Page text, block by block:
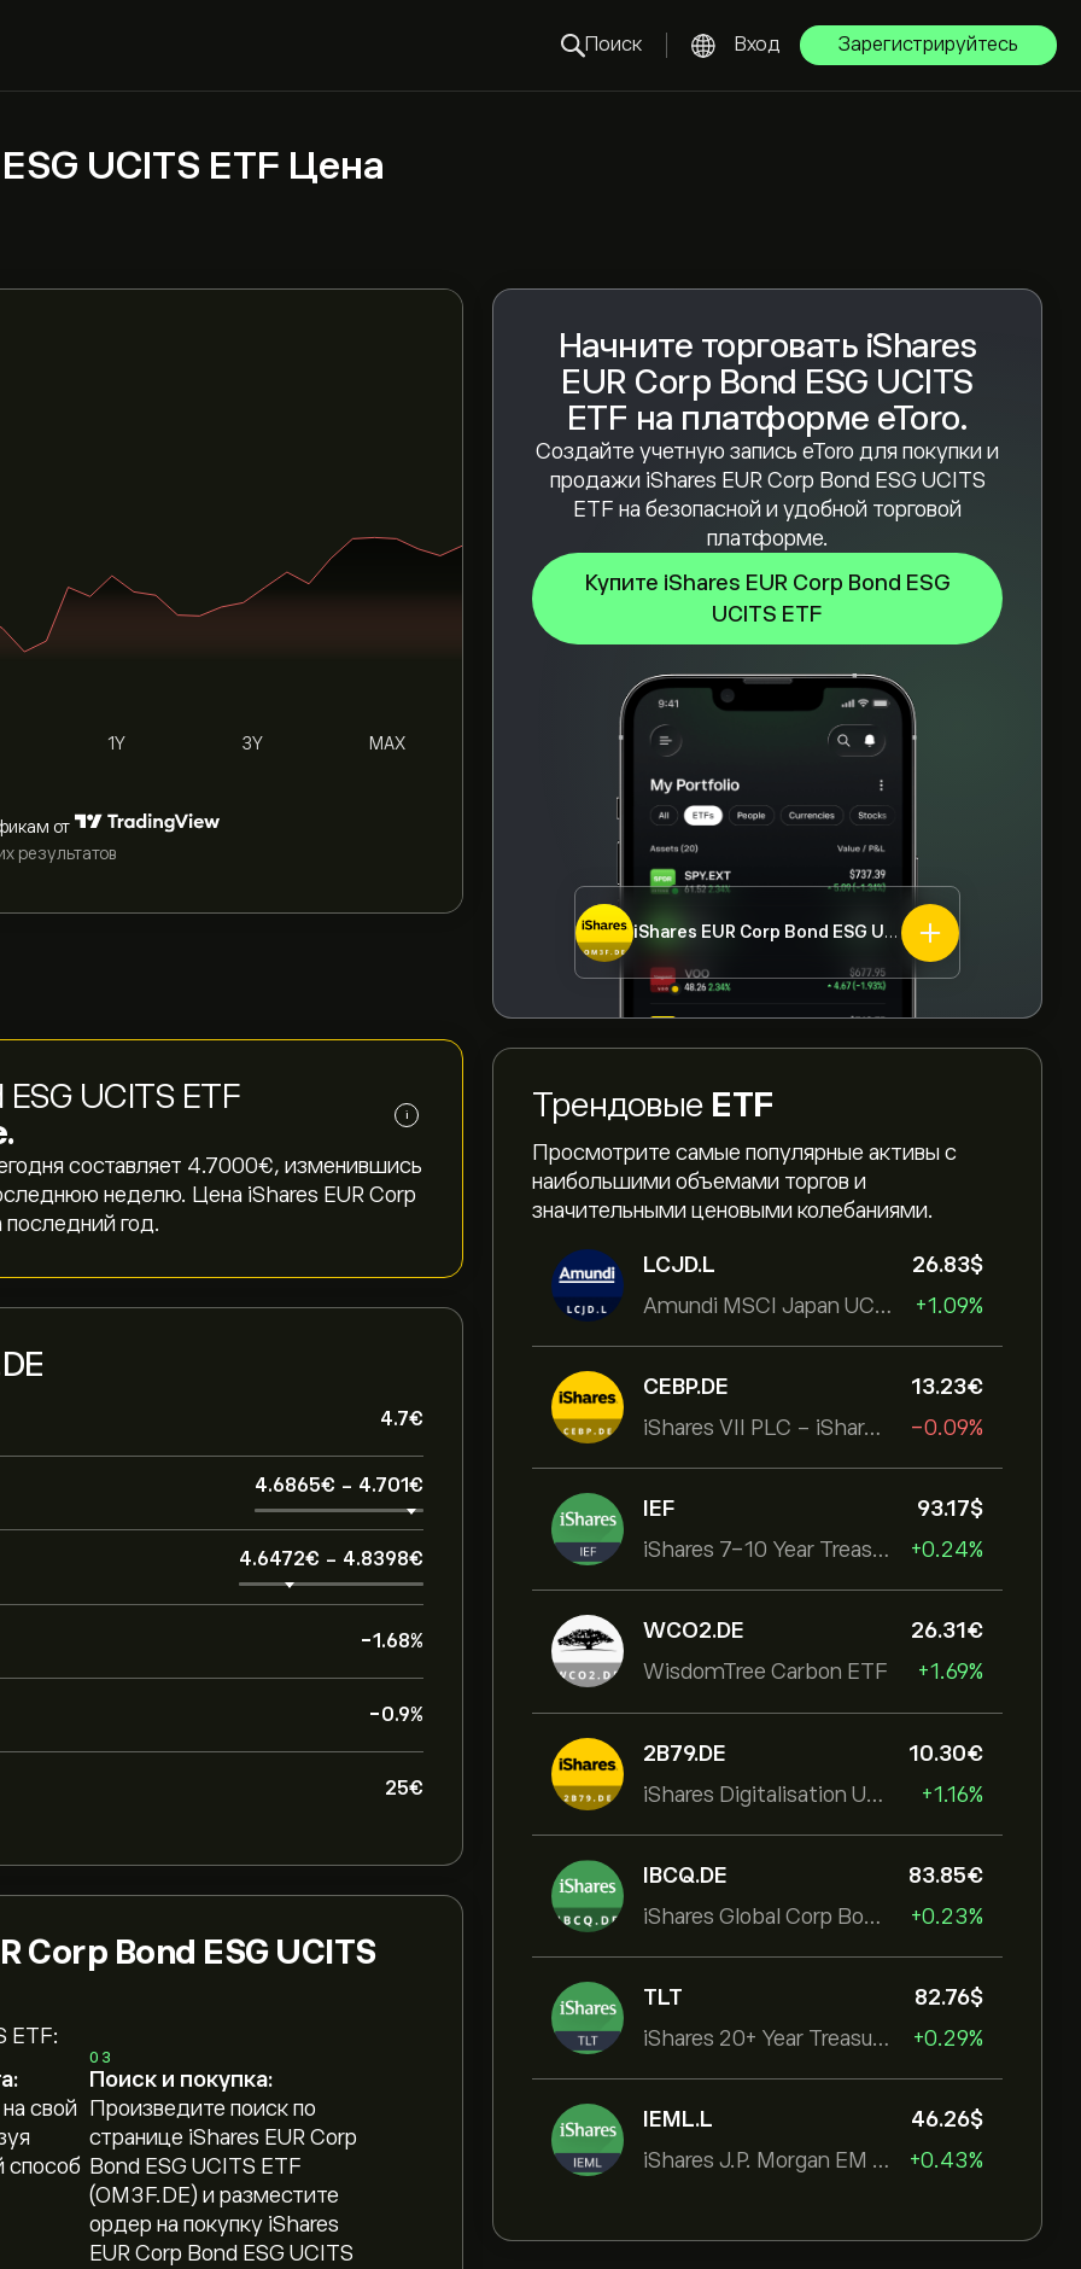
Поиск Вход Зарегистрируйтесь
UCITS ETF Цена
Начните торговать iShares
EUR Corp Bond ESG UCITS
ETF на платформе eToro.
Создайте учетную запись eToro для покупки и
продажи iShares EUR Corp Bond ESG UCITS
ETF на безопасной и удобной торговой
платформе.
Купите iShares EUR Corp Bond ESG
UCITS ETF
iShares EUR Corp Bond ESG UCITS ETF
Трендовые ETF
Просмотрите самые популярные активы с
наибольшими объемами торгов и
значительными ценовыми колебаниями.
LCJD.L
Amundi MSCI Japan UCITS ETF Acc
26.83‎$‎
+1.09%
CEBP.DE
iShares VII PLC - iShares MSCI EMU USD Hedged UCITS ETF
13.23‎€‎
-0.09%
IEF
iShares 7-10 Year Treasury Bond ETF
93.17‎$‎
+0.24%
WCO2.DE
WisdomTree Carbon ETF
26.31‎€‎
+1.69%
2B79.DE
iShares Digitalisation UCITS ETF
10.30‎€‎
+1.16%
IBCQ.DE
iShares Global Corp Bond EUR Hedged UCITS ETF Dist
83.85‎€‎
+0.23%
TLT
iShares 20+ Year Treasury Bond ETF
82.76‎$‎
+0.29%
IEML.L
iShares J.P. Morgan EM Local Govt Bond UCITS ETF
46.26‎$‎
+0.43%
1Y 3Y MAX
от
результатов
UCITS ETF
i
составляет 4.7000‎€‎, изменившись
неделю. Цена iShares EUR Corp
последний год.
4.7‎€‎
4.6865‎€‎ - 4.701‎€‎
4.6472‎€‎ - 4.8398‎€‎
-1.68%
-0.9%
25‎€‎
Corp Bond ESG UCITS
ETF:
свой
способ
03
Поиск и покупка:
Произведите поиск по
странице iShares EUR Corp
Bond ESG UCITS ETF
(OM3F.DE) и разместите
ордер на покупку iShares
EUR Corp Bond ESG UCITS